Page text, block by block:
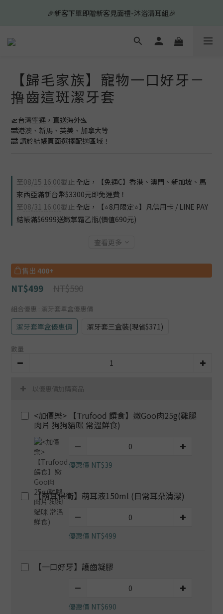
🎉新客下單即贈新客見面禮-沐浴清耳組🎉
🎉新客下單即贈新客見面禮-沐浴清耳組🎉
✨新客✨皮膚系列買2送10滿額再折150元✨
7
6
1
0
6
5
0
9
4
3
2
1
0
7
6
1
0
7
6
5
4
2
1
6
5
0
7
6
4
🎉新客下單即贈新客見面禮-沐浴清耳組🎉
【歸毛家族】寵物一口好牙－
撸齒這斑潔牙套
🛫台灣空運，直送海外🛬
🔜港澳、新馬、英美、加拿大等
🔜 請於結帳頁面選擇配送區域！
至08/15 16:00截止 全店，【免運C】香港、澳門、新加坡、馬
來西亞滿新台幣$3300元即免運費！
至08/31 16:00截止 全店，【⭐8月限定⭐】凡信用卡 / LINE PAY
結帳滿$6999送嫩掌霜乙瓶(價值690元)
查看更多
售出 400+
NT$590
NT$499
組合優惠 : 潔牙套單盒優惠價
潔牙套單盒優惠價 潔牙套三盒裝(現省$371)
數量
以優惠價加購商品
<加價樂> 【Trufood 饌食】嫩Goo肉25g(雞腿
肉片 狗狗貓咪 常溫鮮食)
優惠價 NT$39
【萌耳保衛】萌耳液150ml (日常耳朵清潔)
優惠價 NT$499
【一口好牙】護齒凝膠
優惠價 NT$690